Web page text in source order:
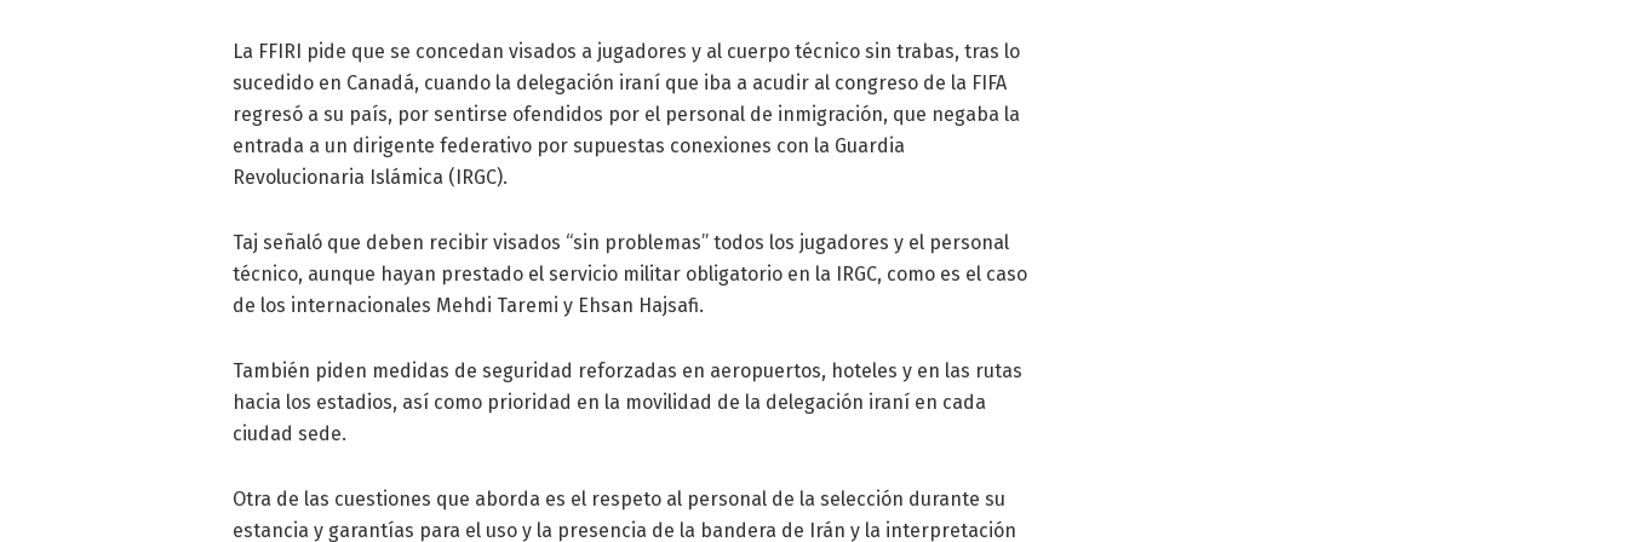
La FFIRI pide que se concedan visados a jugadores y al cuerpo técnico sin trabas, tras lo
sucedido en Canadá, cuando la delegación iraní que iba a acudir al congreso de la FIFA
regresó a su país, por sentirse ofendidos por el personal de inmigración, que negaba la
entrada a un dirigente federativo por supuestas conexiones con la Guardia
Revolucionaria Islámica (IRGC).
Taj señaló que deben recibir visados “sin problemas” todos los jugadores y el personal
técnico, aunque hayan prestado el servicio militar obligatorio en la IRGC, como es el caso
de los internacionales Mehdi Taremi y Ehsan Hajsafi.
También piden medidas de seguridad reforzadas en aeropuertos, hoteles y en las rutas
hacia los estadios, así como prioridad en la movilidad de la delegación iraní en cada
ciudad sede.
Otra de las cuestiones que aborda es el respeto al personal de la selección durante su
estancia y garantías para el uso y la presencia de la bandera de Irán y la interpretación